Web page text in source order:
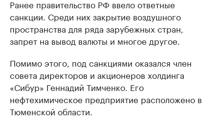
Ранее правительство РФ ввело ответные
санкции. Среди них закрытие воздушного
пространства для ряда зарубежных стран,
запрет на вывод валюты и многое другое.
Помимо этого, под санкциями оказался член
совета директоров и акционеров холдинга
«Сибур» Геннадий Тимченко. Его
нефтехимическое предприятие расположено в
Тюменской области.